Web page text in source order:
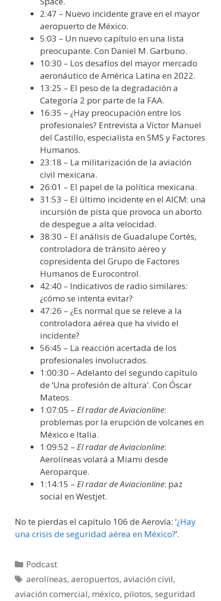
2:47 – Nuevo incidente grave en el mayor
aeropuerto de México.
5:03 – Un nuevo capítulo en una lista
preocupante. Con Daniel M. Garbuno.
10:30 – Los desafíos del mayor mercado
aeronáutico de América Latina en 2022.
13:25 – El peso de la degradación a
Categoría 2 por parte de la FAA.
16:35 – ¿Hay preocupación entre los
profesionales? Entrevista a Víctor Manuel
del Castillo, especialista en SMS y Factores
Humanos.
23:18 – La militarización de la aviación
civil mexicana.
26:01 – El papel de la política mexicana.
31:53 – El último incidente en el AICM: una
incursión de pista que provoca un aborto
de despegue a alta velocidad.
38:30 – El análisis de Guadalupe Cortés,
controladora de tránsito aéreo y
copresidenta del Grupo de Factores
Humanos de Eurocontrol.
42:40 – Indicativos de radio similares:
¿cómo se intenta evitar?
47:26 – ¿Es normal que se releve a la
controladora aérea que ha vivido el
incidente?
56:45 – La reacción acertada de los
profesionales involucrados.
1:00:30 – Adelanto del segundo capítulo
de ‘Una profesión de altura’. Con Óscar
Mateos.
1:07:05 – El radar de Aviacionline:
problemas por la erupción de volcanes en
México e Italia.
1:09:52 – El radar de Aviacionline:
Aerolíneas volará a Miami desde
Aeroparque.
1:14:15 – El radar de Aviacionline: paz
social en Westjet.
No te pierdas el capítulo 106 de Aerovía: ‘¿Hay
una crisis de seguridad aérea en México?’.
Categorías
Podcast
Etiquetas
aerolíneas,aeropuertos,aviación civil,
aviación comercial, méxico, pilotos, seguridad